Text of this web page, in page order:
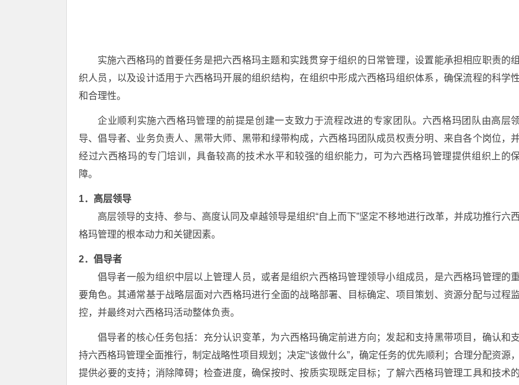
实施六西格玛的首要任务是把六西格玛主题和实践贯穿于组织的日常管理，设置能承担相应职责的组
织人员，以及设计适用于六西格玛开展的组织结构，在组织中形成六西格玛组织体系，确保流程的科学性
和合理性。
企业顺利实施六西格玛管理的前提是创建一支致力于流程改进的专家团队。六西格玛团队由高层领
导、倡导者、业务负责人、黑带大师、黑带和绿带构成，六西格玛团队成员权责分明、来自各个岗位，
经过六西格玛的专门培训，具备较高的技术水平和较强的组织能力，可为六西格玛管理提供组织上的
障。
1．高层领导
高层领导的支持、参与、高度认同及卓越领导是组织“自上而下”坚定不移地进行改革，并成功推行六西
格玛管理的根本动力和关键因素。
2．倡导者
倡导者一般为组织中层以上管理人员，或者是组织六西格玛管理领导小组成员，是六西格玛管理的重
要角色。其通常基于战略层面对六西格玛进行全面的战略部署、目标确定、项目策划、资源分配与过程监
控，并最终对六西格玛活动整体负责。
倡导者的核心任务包括：充分认识变革，为六西格玛确定前进方向；发起和支持黑带项目，确认和支
持六西格玛管理全面推行，制定战略性项目规划；决定“该做什么”，确定任务的优先顺利；合理分配资源，
提供必要的支持；消除障碍；检查进度，确保按时、按质实现既定目标；了解六西格玛管理工具和技术的